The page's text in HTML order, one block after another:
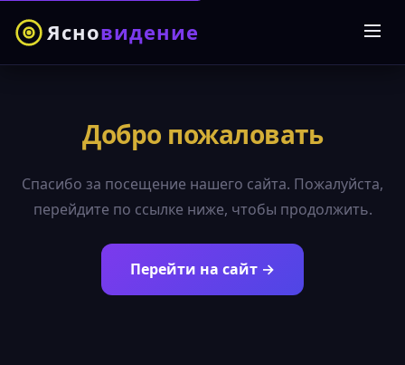
Ясновидение
Добро пожаловать
Спасибо за посещение нашего сайта. Пожалуйста,
перейдите по ссылке ниже, чтобы продолжить.
Перейти на сайт →